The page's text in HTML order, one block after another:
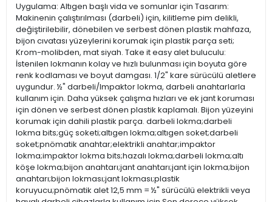
Uygulama: Altıgen başlı vida ve somunlar için Tasarım:
Makinenin çalıştırılması (darbeli) için, kilitleme pim delikli,
değiştirilebilir, dönebilen ve serbest dönen plastik mahfaza,
bijon cıvatası yüzeylerini korumak için plastik parça seti;
Krom-molibden, mat siyah. Take it easy alet buluculu:
İstenilen lokmanın kolay ve hızlı bulunması için boyuta göre
renk kodlaması ve boyut damgası. 1/2" kare sürücülü aletlere
uygundur. ½" darbeli/Impaktor lokma, darbeli anahtarlarla
kullanım için. Daha yüksek çalışma hızları ve ek jant koruması
için dönen ve serbest dönen plastik kaplamalı. Bijon yüzeyini
korumak için dahili plastik parça. darbeli lokma;darbeli
lokma bits;güç soketi;altıgen lokma;altıgen soket;darbeli
soket;pnömatik anahtar;elektrikli anahtar;impaktor
lokma;impaktor lokma bits;hazalı lokma;darbeli lokma;altı
köşe lokma;bijon anahtarı;jant anahtarı;jant için lokma;bijon
anahtarı;bijon lokması;jant lokması;plastik
koruyucu;pnömatik alet 12,5 mm = ½" sürücülü elektrikli veya